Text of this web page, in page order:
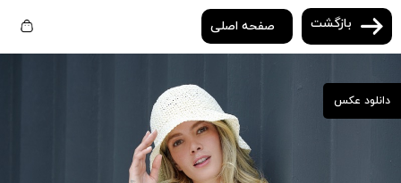
بازگشت صفحه اصلی
دانلود عکس